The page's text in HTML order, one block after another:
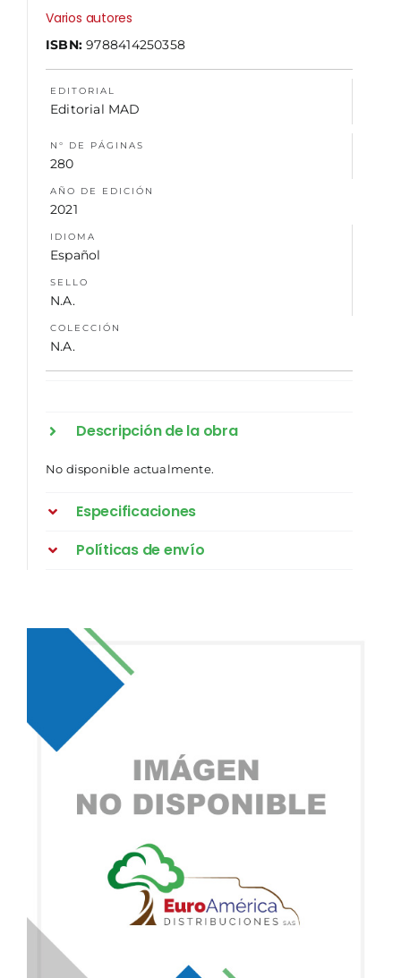
NOSOTROS
Varios autores
ISBN:9788414250358
EDITORIAL
Editorial MAD
N° DE PÁGINAS
280
AÑO DE EDICIÓN
2021
IDIOMA
Español
SELLO
N.A.
COLECCIÓN
N.A.
Descripción de la obra
No disponible actualmente.
Especificaciones
Políticas de envío